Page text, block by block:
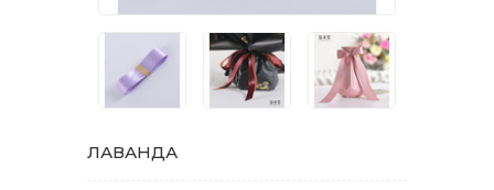
ЛАВАНДА